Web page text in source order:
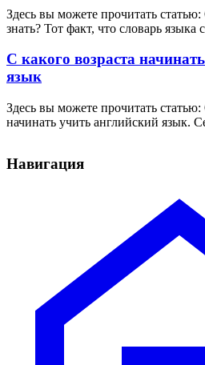
Здесь вы можете прочитать
знать? Тот факт, что словарь языка
С какого возраста
язык
Здесь вы можете прочитать статью:
начинать учить английский язык.
Навигация